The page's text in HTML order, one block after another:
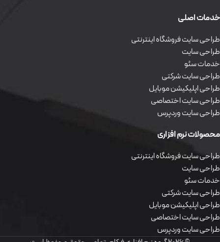
خدمات اصلی
طراحی سایت فروشگاه اینترنتی
طراحی سایت
خدمات سئو
طراحی سایت شرکتی
طراحی اپلیکیشن موبایل
طراحی سایت اختصاصی
طراحی سایت وردپرس
محصولات نرم افزاری
طراحی سایت فروشگاه اینترنتی
طراحی سایت
خدمات سئو
طراحی سایت شرکتی
طراحی اپلیکیشن موبایل
طراحی سایت اختصاصی
طراحی سایت وردپرس